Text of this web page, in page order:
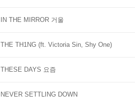
IN THE MIRROR 거울
THE TH1NG (ft. Victoria Sin, Shy One)
THESE DAYS 요즘
NEVER SETTLING DOWN